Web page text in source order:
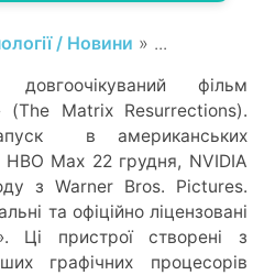
/ Новини » ...
фільм
(The Matrix Resurrections).
в американських
HBO Max 22 грудня, NVIDIA
з Warner Bros. Pictures.
та офіційно ліцензовані
Ці пристрої створені з
графічних процесорів